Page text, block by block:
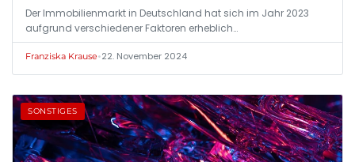
Der Immobilienmarkt in Deutschland hat sich im Jahr 2023
aufgrund verschiedener Faktoren erheblich…
Franziska Krause•22. November 2024
SONSTIGES